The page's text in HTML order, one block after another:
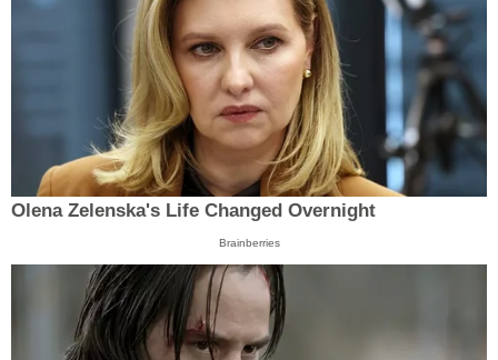
Olena Zelenska's Life Changed Overnight
Brainberries